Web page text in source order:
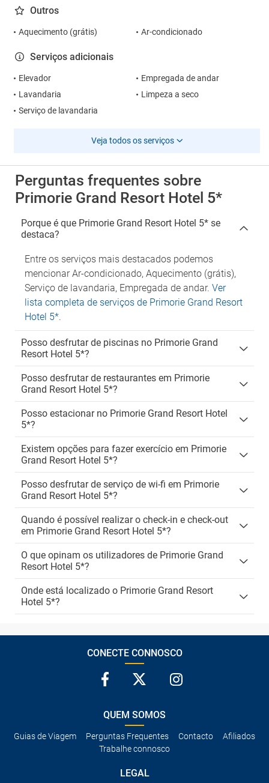
Outros
Aquecimento (grátis) Ar-condicionado
Serviços adicionais
Elevador
Empregada de andar
Lavandaria
Limpeza a seco
Serviço de lavandaria
Veja todos os serviços
Perguntas frequentes sobre
Primorie Grand Resort Hotel 5*
Porque é que Primorie Grand Resort Hotel 5* se
destaca?
Entre os serviços mais destacados podemos
mencionar Ar-condicionado, Aquecimento (grátis),
Serviço de lavandaria, Empregada de andar. Ver
lista completa de serviços de Primorie Grand Resort
Hotel 5*.
Posso desfrutar de piscinas no Primorie Grand
Resort Hotel 5*?
Posso desfrutar de restaurantes em Primorie
Grand Resort Hotel 5*?
Posso estacionar no Primorie Grand Resort Hotel
5*?
Existem opções para fazer exercício em Primorie
Grand Resort Hotel 5*?
Posso desfrutar de serviço de wi-fi em Primorie
Grand Resort Hotel 5*?
Quando é possível realizar o check-in e check-out
em Primorie Grand Resort Hotel 5*?
O que opinam os utilizadores de Primorie Grand
Resort Hotel 5*?
Onde está localizado o Primorie Grand Resort
Hotel 5*?
CONECTE CONNOSCO
QUEM SOMOS
Guias de Viagem Perguntas Frequentes Contacto
Afiliados
Trabalhe connosco
LEGAL